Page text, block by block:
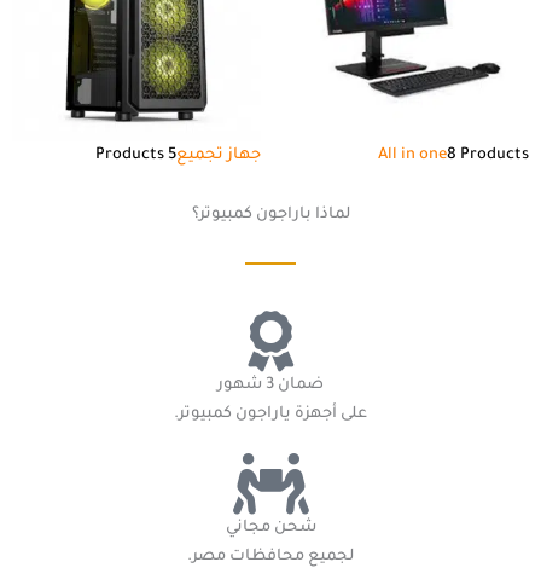
All in one8 Products جهاز تجميع5 Products
لماذا باراجون كمبيوتر؟
ضمان 3 شهور
على أجهزة ياراجون كمبيوتر.
شحن مجاني
لجميع محافظات مصر.